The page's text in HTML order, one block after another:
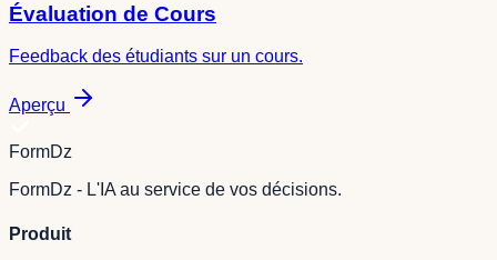
Évaluation de Cours
Feedback des étudiants sur un cours.
Aperçu
FormDz
FormDz - L'IA au service de vos décisions.
Produit